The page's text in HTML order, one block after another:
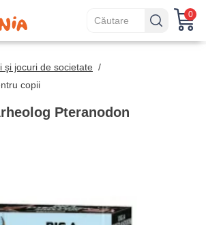
0
şi jocuri de societate /
copii
Pteranodon